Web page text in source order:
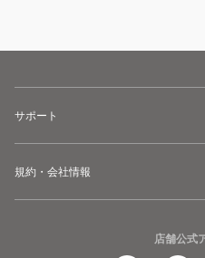
サポート
規約・会社情報
店舗公式